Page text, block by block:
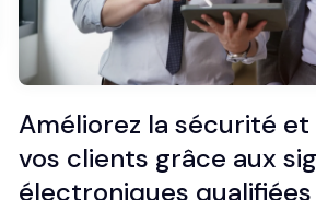
Améliorez la sécurité et
vos clients grâce aux
électroniques qualifiées